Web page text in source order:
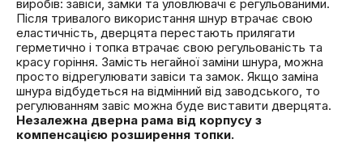
виробів: завіси, замки та уловлювачі є регульованими.
Після тривалого використання шнур втрачає свою
еластичність, дверцята перестають прилягати
герметично і топка втрачає свою регульованість та
красу горіння. Замість негайної заміни шнура, можна
просто відрегулювати завіси та замок. Якщо заміна
шнура відбудеться на відмінний від заводського, то
регулюванням завіс можна буде виставити дверцята.
Незалежна дверна рама від корпусу з
компенсацією розширення топки.